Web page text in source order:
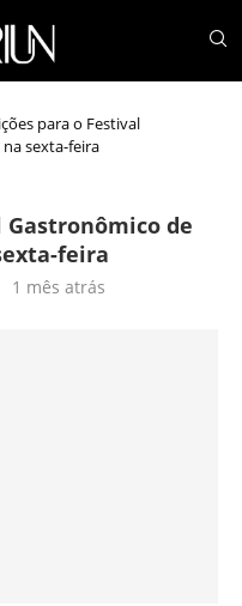
para o Festival
sexta-feira
de
feira
1 mês atrás